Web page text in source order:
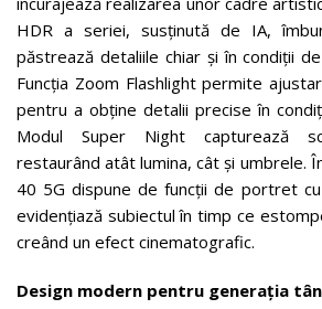
HDR a seriei, susținută de IA,
păstrează detaliile chiar și în condiții
Funcția Zoom Flashlight permite
pentru a obține detalii precise în
Modul Super Night capturează
restaurând atât lumina, cât și umbrele.
40 5G dispune de funcții de portret
evidențiază subiectul în timp ce
creând un efect cinematografic.
Design modern pentru generația